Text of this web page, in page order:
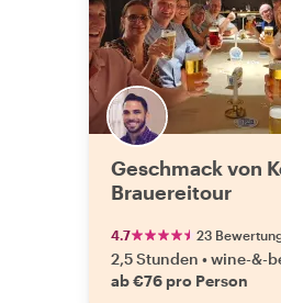
Geschmack von
Brauereitour
4.7 23
2,5 Stunden •wine-&-
ab €76 pro Person